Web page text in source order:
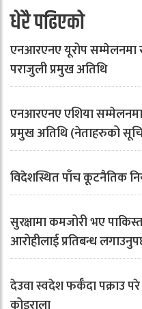
धेरै पढिएको
एनआरएनए यूरोप सम्मेलनमा
पराजुली प्रमुख अतिथि
एनआरएनए एशिया
प्रमुख अतिथि (नेताहरुको
विदेशस्थित पाँच कूटनैतिक
सुरक्षामा कमजोरी भए
आरोहीलाई प्रतिबन्ध
देउवा स्वदेश फर्कँदा पक्राउ